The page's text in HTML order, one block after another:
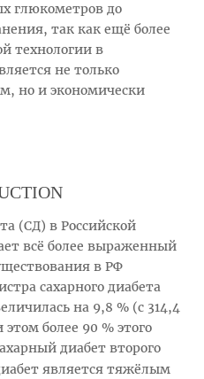
глюкометров до
так как ещё более
технологии в
не только
но и экономически
(СД) в Российской
всё более выраженный
в РФ
сахарного диабета
на 9,8 % (с 314,4
более 90 % этого
диабет второго
является тяжёлым